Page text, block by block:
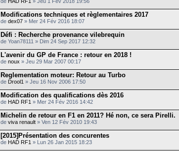
Modifications techniques et règlementaires 2017
de dex07 » Mer 24 Fév 2016 18:07
Défi : Recherche provenance vilebrequin
de Yoan78111 » Dim 24 Sep 2017 12:32
L'avenir du GP de France : retour en 2018 !
de noux » Jeu 29 Mar 2007 00:17
Reglementation moteur: Retour au Turbo
de Drool1 » Jeu 16 Nov 2006 17:50
Modification des qualifications dès 2016
de HAD RF1 » Mer 24 Fév 2016 14:42
Michelin de retour en F1 en 2011? Hé non, ce sera Pirelli.
de viva renault » Ven 12 Fév 2010 19:43
[2015]Présentation des concurentes
de HAD RF1 » Lun 26 Jan 2015 18:23